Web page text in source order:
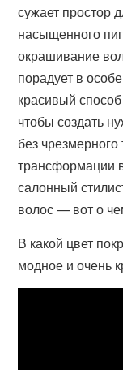
сужает простор
насыщенного
окрашивание
порадует в
красивый
чтобы создать
без
трансформации
салонный
волос — вот о
В какой цвет
модное и очень